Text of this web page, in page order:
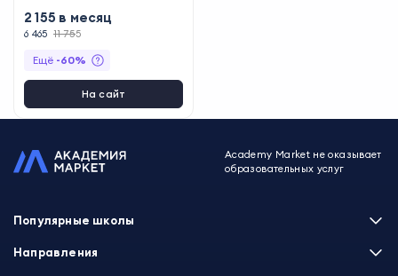
2 155 в месяц
6 465 11 755
Ещё -60%
На сайт
Academy Market не оказывает
образовательных услуг
Популярные школы
Skillbox
Направления